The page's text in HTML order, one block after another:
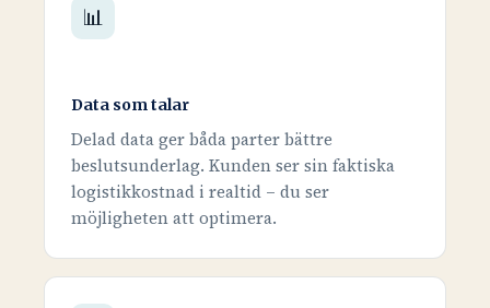
📊
Data som talar
Delad data ger båda parter bättre
beslutsunderlag. Kunden ser sin faktiska
logistikkostnad i realtid – du ser
möjligheten att optimera.